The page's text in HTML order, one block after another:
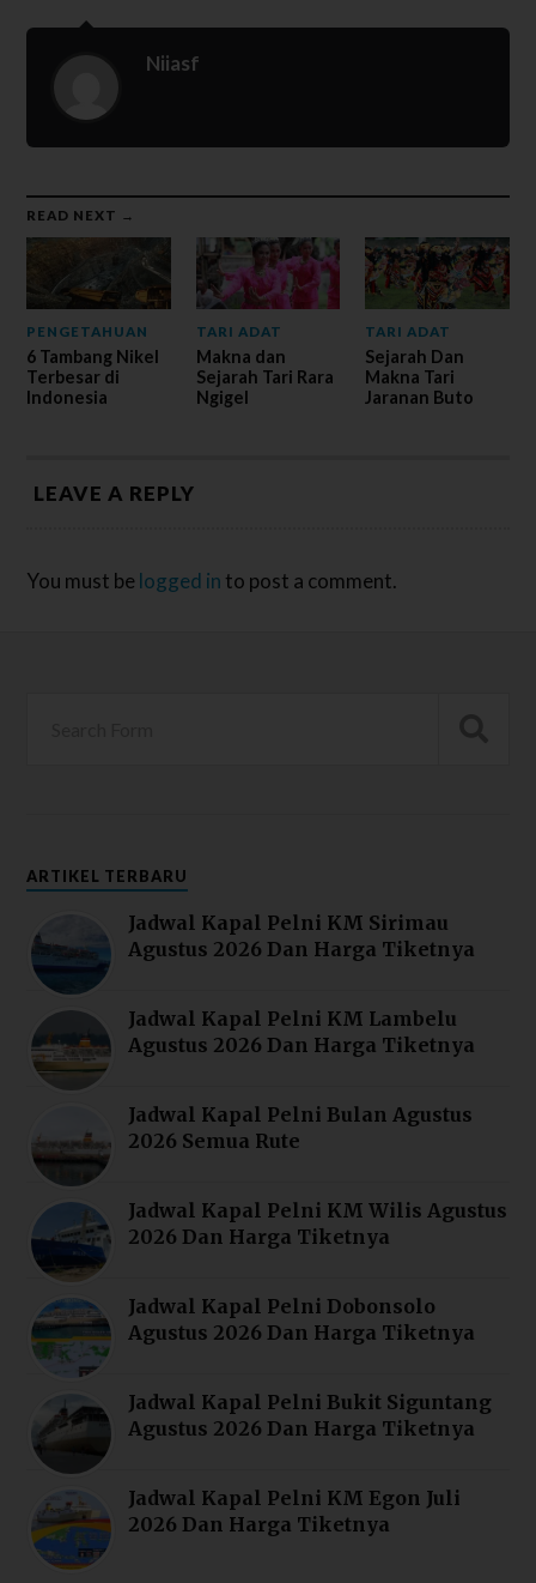
Niiasf
READ NEXT →
PENGETAHUAN
6 Tambang Nikel
Terbesar di
Indonesia
TARI ADAT
Makna dan
Sejarah Tari Rara
Ngigel
TARI ADAT
Sejarah Dan
Makna Tari
Jaranan Buto
LEAVE A REPLY
You must be logged in to post a comment.
ARTIKEL TERBARU
Jadwal Kapal Pelni KM Sirimau
Agustus 2026 Dan Harga Tiketnya
Jadwal Kapal Pelni KM Lambelu
Agustus 2026 Dan Harga Tiketnya
Jadwal Kapal Pelni Bulan Agustus
2026 Semua Rute
Jadwal Kapal Pelni KM Wilis Agustus
2026 Dan Harga Tiketnya
Jadwal Kapal Pelni Dobonsolo
Agustus 2026 Dan Harga Tiketnya
Jadwal Kapal Pelni Bukit Siguntang
Agustus 2026 Dan Harga Tiketnya
Jadwal Kapal Pelni KM Egon Juli
2026 Dan Harga Tiketnya